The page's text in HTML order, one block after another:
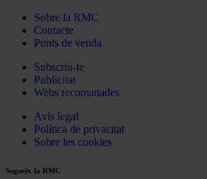
Sobre la RMC
Contacte
Punts de venda
Subscriu-te
Publicitat
Webs recomanades
Avís legal
Política de privacitat
Sobre les cookies
Segueix la RMC